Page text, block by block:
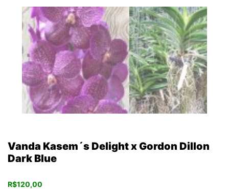
Vanda Kasem´s Delight x Gordon Dillon
Dark Blue
R$120,00